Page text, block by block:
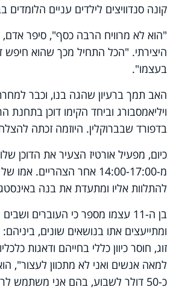
קונה סנדוויצים לילדים עניים הלומדים
"הוא לא מרוויח הרבה כסף", סיפר אדם,
היצירתי. "הכל התחיל מכך שהוא חיפש
בעצמו".
האב תמך ברעיון שהגה בנו, וכבר
ויליאמסבורג וביחד הקימו דוכן
בדפורד שבברוקלין. היוזמה זכתה
כיום, מפעיל אורטיז הצעיר את הדוכן
מ-14:00-17:00 אחר הצהריים.
להתלוות אליו ומתעדת את בנה
בן ה-11 עצמו מספר כי העוברים
ומתייעצים אתו בנושאים שונים,
זוג, חוסר כיוון כללי בחייהם ודאגות
למאה אנשים ואני לא מתכוון לעצור",
כ-50 דולר לשבוע, בהם אני משתמש